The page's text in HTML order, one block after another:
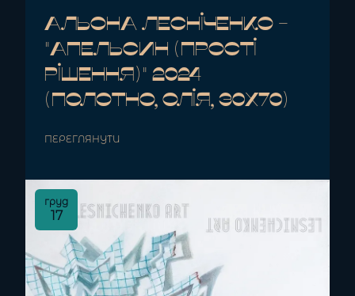
Альона Лесніченко -
"Апельсин (Прості
Рішення)" 2024
(полотно, олія, 30x70)
ПЕРЕГЛЯНУТИ
груд
17